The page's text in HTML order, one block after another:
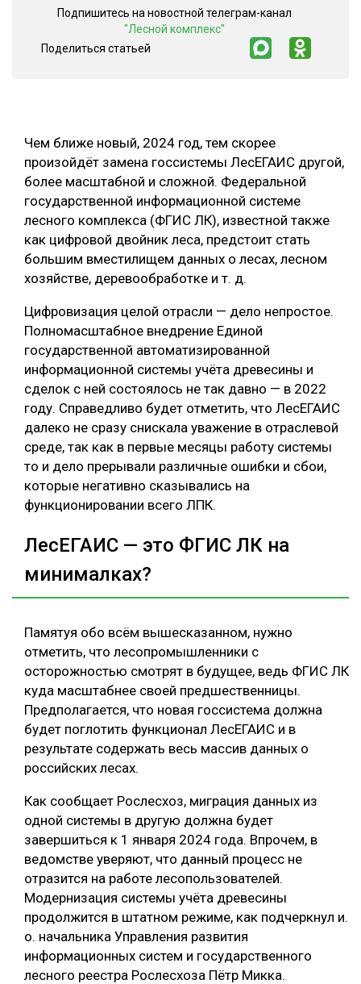
СУШКА ДРЕВЕСИНЫ
МЕБЕЛЬНОЕ ПРОИЗВОДСТВО
Чем ближе новый, 2024 год, тем скорее
произойдёт замена госсистемы ЛесЕГАИС другой,
более масштабной и сложной. Федеральной
государственной информационной системе
лесного комплекса (ФГИС ЛК), известной также
как цифровой двойник леса, предстоит стать
большим вместилищем данных о лесах, лесном
хозяйстве, деревообработке и т. д.
Цифровизация целой отрасли — дело непростое.
Полномасштабное внедрение Единой
государственной автоматизированной
информационной системы учёта древесины и
сделок с ней состоялось не так давно — в 2022
году. Справедливо будет отметить, что ЛесЕГАИС
далеко не сразу снискала уважение в отраслевой
среде, так как в первые месяцы работу системы
то и дело прерывали различные ошибки и сбои,
которые негативно сказывались на
функционировании всего ЛПК.
ЛесЕГАИС — это ФГИС ЛК на
минималках?
Памятуя обо всём вышесказанном, нужно
отметить, что лесопромышленники с
осторожностью смотрят в будущее, ведь ФГИС ЛК
куда масштабнее своей предшественницы.
Предполагается, что новая госсистема должна
будет поглотить функционал ЛесЕГАИС и в
результате содержать весь массив данных о
российских лесах.
Как сообщает Рослесхоз, миграция данных из
одной системы в другую должна будет
завершиться к 1 января 2024 года. Впрочем, в
ведомстве уверяют, что данный процесс не
отразится на работе лесопользователей.
Модернизация системы учёта древесины
продолжится в штатном режиме, как подчеркнул и.
о. начальника Управления развития
информационных систем и государственного
лесного реестра Рослесхоза Пётр Микка.
Подпишитесь на новостной телеграм-канал
"Лесной комплекс"
Поделиться статьей